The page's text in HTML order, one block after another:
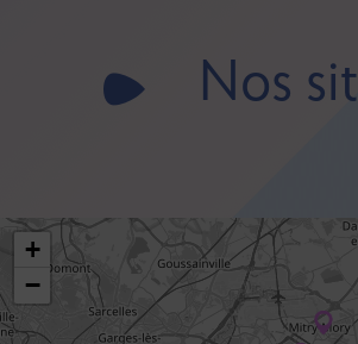
Nos
+
−